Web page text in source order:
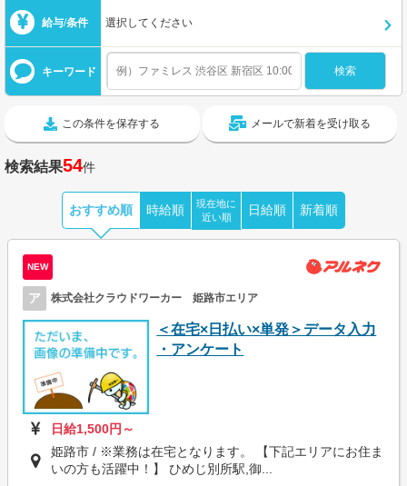
給与/条件 選択してください
キーワード
この条件を保存する メールで新着を受け取る
検索結果54件
おすすめ順 時給順
現在地に
近い順
日給順 新着順
NEW
ア 株式会社クラウドワーカー 姫路市エリア
＜在宅×日払い×単発＞データ入力
・アンケート
日給1,500円～
姫路市 / ※業務は在宅となります。 【下記エリアにお住ま
いの方も活躍中！】 ひめじ別所駅,御...